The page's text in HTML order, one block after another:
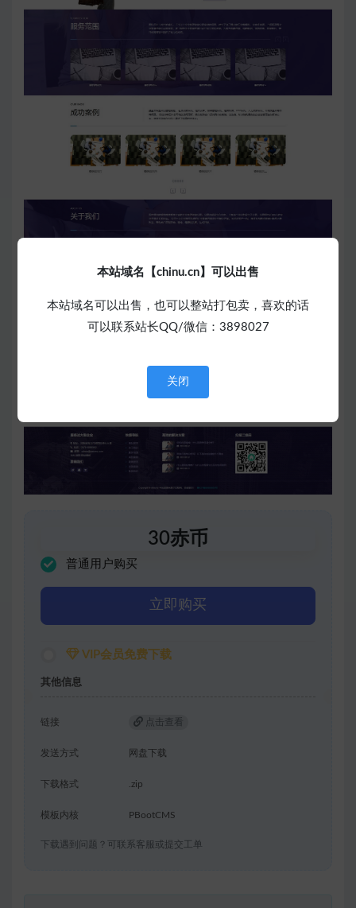
本站域名【chinu.cn】可以出售
本站域名可以出售，也可以整站打包卖，喜欢的话
可以联系站长QQ/微信：3898027
关闭
30赤币
普通用户购买
立即购买
VIP会员免费下载
其他信息
链接 点击查看
发送方式 网盘下载
下载格式 .zip
模板内核 PBootCMS
下载遇到问题？可联系客服或提交工单